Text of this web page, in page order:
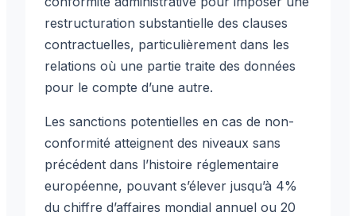
restructuration substantielle des clauses
contractuelles, particulièrement dans les
relations où une partie traite des données
pour le compte d’une autre.
Les sanctions potentielles en cas de non-
conformité atteignent des niveaux sans
précédent dans l’histoire réglementaire
européenne, pouvant s’élever jusqu’à 4%
du chiffre d’affaires mondial annuel ou 20